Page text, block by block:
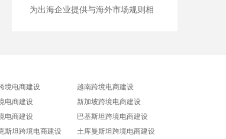
为出海企业提供与海外市场规则相
境电商建设
越南跨境电商建设
电商建设
新加坡跨境电商建设
电商建设
巴基斯坦跨境电商建设
斯坦跨境电商建设
土库曼斯坦跨境电商建设